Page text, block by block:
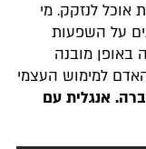
לנזקק. מי
על השפעות
באופן מובנה
למימוש העצמי
אנגלית עם